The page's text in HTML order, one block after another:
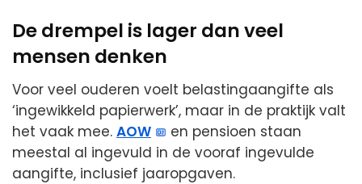
De drempel is lager dan veel
mensen denken
Voor veel ouderen voelt belastingaangifte als
‘ingewikkeld papierwerk’, maar in de praktijk valt
het vaak mee. AOW
en pensioen staan
meestal al ingevuld in de vooraf ingevulde
aangifte, inclusief jaaropgaven.